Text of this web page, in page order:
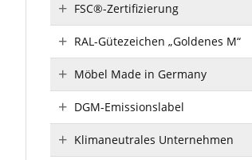
FSC®-Zertifizierung
RAL-Gütezeichen „Goldenes M“
Möbel Made in Germany
DGM-Emissionslabel
Klimaneutrales Unternehmen